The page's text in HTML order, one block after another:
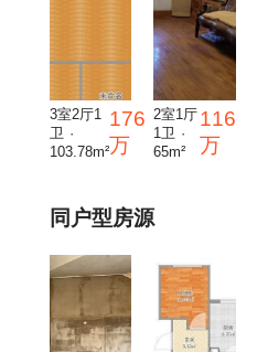
3室2厅1
卫 ·
103.78m²
176
万
2室1厅
1卫 ·
65m²
116
万
同户型房源